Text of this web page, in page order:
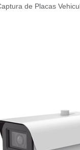
de Placas